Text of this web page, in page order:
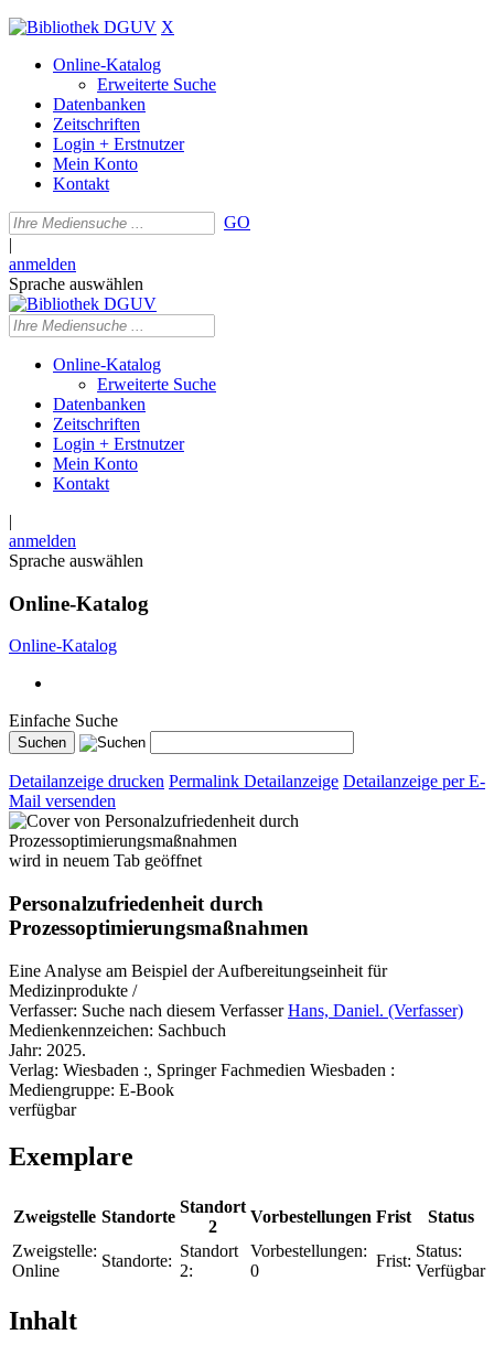
X
Online-Katalog
Erweiterte Suche
Datenbanken
Zeitschriften
Login + Erstnutzer
Mein Konto
Kontakt
GO
|
anmelden
Sprache auswählen
Online-Katalog
Erweiterte Suche
Datenbanken
Zeitschriften
Login + Erstnutzer
Mein Konto
Kontakt
|
anmelden
Sprache auswählen
Online-Katalog
Online-Katalog
Einfache Suche
Detailanzeige drucken Permalink Detailanzeige Detailanzeige per E-
Mail versenden
wird in neuem Tab geöffnet
Personalzufriedenheit durch
Prozessoptimierungsmaßnahmen
Eine Analyse am Beispiel der Aufbereitungseinheit für
Medizinprodukte /
Verfasser: Suche nach diesem Verfasser Hans, Daniel. (Verfasser)
Medienkennzeichen: Sachbuch
Jahr: 2025.
Verlag: Wiesbaden :, Springer Fachmedien Wiesbaden :
Mediengruppe: E-Book
verfügbar
Exemplare
Zweigstelle Standorte
Standort
2
Vorbestellungen Frist
Status
Zweigstelle:
Online
Standorte:
Standort
2:
Vorbestellungen:
0
Frist:
Status:
Verfügbar
Inhalt